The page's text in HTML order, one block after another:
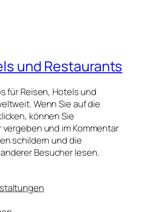
und Restaurants
für Reisen, Hotels und
Wenn Sie auf die
können Sie
und im Kommentar
schildern und die
Besucher lesen.